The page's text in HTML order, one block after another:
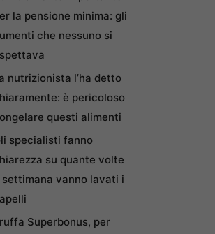
la pensione minima: gli
che nessuno si
nutrizionista l’ha detto
è pericoloso
questi alimenti
specialisti fanno
su quante volte
settimana vanno lavati i
Superbonus, per